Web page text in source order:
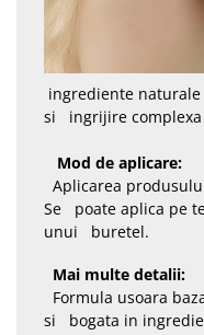
ingrediente naturale
si ingrijire
Mod de aplicare:
Aplicarea
Se poate aplica pe
unui buretel.
Mai multe detalii:
Formula usoara
si bogata in